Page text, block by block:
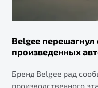
Belgee перешагнул
произведенных
Бренд Belgee рад
производственного